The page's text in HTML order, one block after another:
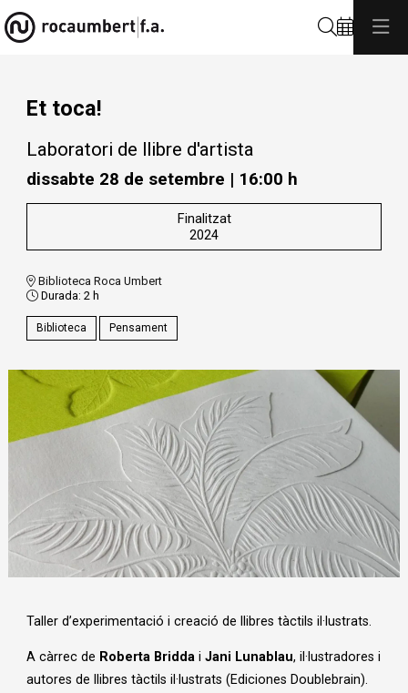
Et toca!
Laboratori de llibre d'artista
dissabte 28 de setembre | 16:00 h
Finalitzat
2024
Biblioteca Roca Umbert
Durada: 2 h
Biblioteca Pensament
Taller d’experimentació i creació de llibres tàctils il·lustrats.
A càrrec de Roberta Bridda i Jani Lunablau, il·lustradores i
autores de llibres tàctils il·lustrats (Ediciones Doublebrain).